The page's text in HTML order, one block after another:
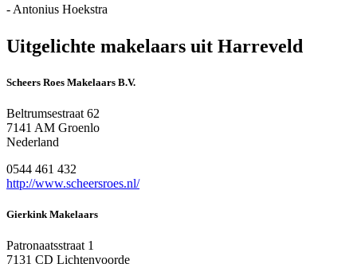
- Antonius Hoekstra
Uitgelichte makelaars uit Harreveld
Scheers Roes Makelaars B.V.
Beltrumsestraat 62
7141 AM Groenlo
Nederland
0544 461 432
http://www.scheersroes.nl/
Gierkink Makelaars
Patronaatsstraat 1
7131 CD Lichtenvoorde